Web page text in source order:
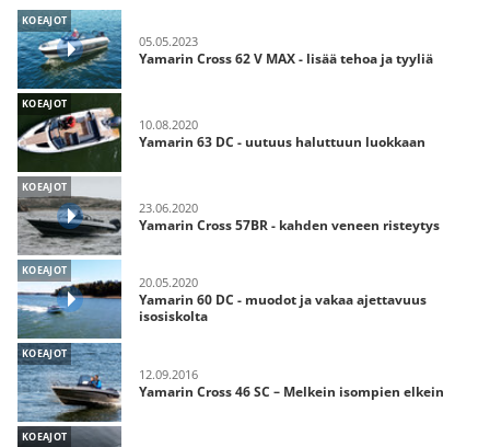
KOEAJOT
05.05.2023
Yamarin Cross 62 V MAX - lisää tehoa ja tyyliä
KOEAJOT
10.08.2020
Yamarin 63 DC - uutuus haluttuun luokkaan
KOEAJOT
23.06.2020
Yamarin Cross 57BR - kahden veneen risteytys
KOEAJOT
20.05.2020
Yamarin 60 DC - muodot ja vakaa ajettavuus
isosiskolta
KOEAJOT
12.09.2016
Yamarin Cross 46 SC – Melkein isompien elkein
KOEAJOT